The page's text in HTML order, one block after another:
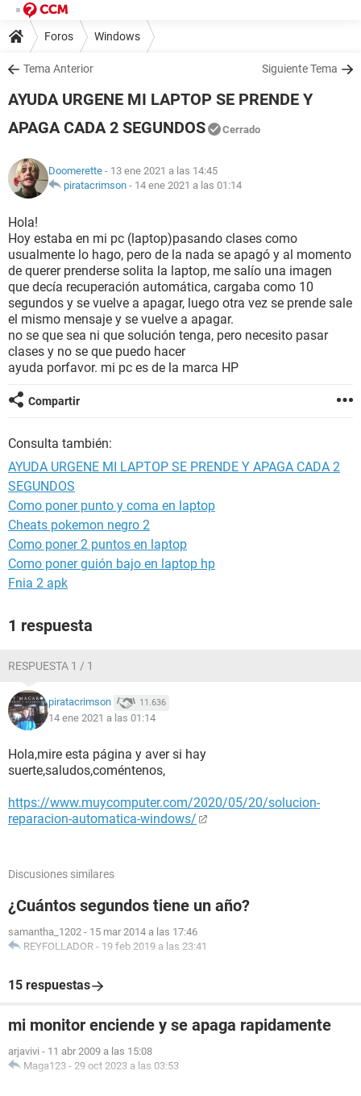
Foros Windows
Tema Anterior Siguiente Tema
AYUDA URGENE MI LAPTOP SE PRENDE Y
APAGA CADA 2 SEGUNDOS
Cerrado
Doomerette - 13 ene 2021 a las 14:45
piratacrimson - 14 ene 2021 a las 01:14
Hola!
Hoy estaba en mi pc (laptop)pasando clases como
usualmente lo hago, pero de la nada se apagó y al momento
de querer prenderse solita la laptop, me salío una imagen
que decía recuperación automática, cargaba como 10
segundos y se vuelve a apagar, luego otra vez se prende sale
el mismo mensaje y se vuelve a apagar.
no se que sea ni que solución tenga, pero necesito pasar
clases y no se que puedo hacer
ayuda porfavor. mi pc es de la marca HP
Compartir
Consulta también:
AYUDA URGENE MI LAPTOP SE PRENDE Y APAGA CADA 2
SEGUNDOS
Como poner punto y coma en laptop
Cheats pokemon negro 2
Como poner 2 puntos en laptop
Como poner guión bajo en laptop hp
Fnia 2 apk
1 respuesta
RESPUESTA 1 / 1
piratacrimson 11.636
14 ene 2021 a las 01:14
Hola,mire esta página y aver si hay
suerte,saludos,coméntenos,
https://www.muycomputer.com/2020/05/20/solucion-
reparacion-automatica-windows/
Discusiones similares
¿Cuántos segundos tiene un año?
samantha_1202 - 15 mar 2014 a las 17:46
REYFOLLADOR - 19 feb 2019 a las 23:41
15 respuestas
mi monitor enciende y se apaga rapidamente
arjavivi - 11 abr 2009 a las 15:08
Maga123 - 29 oct 2023 a las 03:53